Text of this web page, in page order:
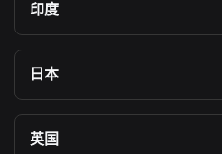
印度
日本
英国